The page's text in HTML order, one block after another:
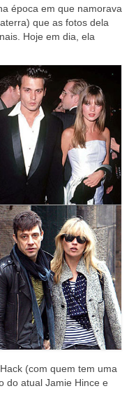
época em que namorava
que as fotos dela
Hoje em dia, ela
(com quem tem uma
do atual Jamie Hince e